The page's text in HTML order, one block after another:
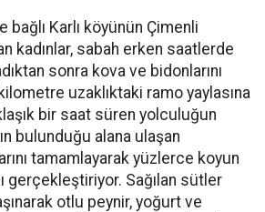
Karlı köyünün Çimenli
kadınlar, sabah erken saatlerde
sonra kova ve bidonlarını
uzaklıktaki ramo yaylasına
bir saat süren yolculuğun
bulunduğu alana ulaşan
tamamlayarak yüzlerce koyun
gerçekleştiriyor. Sağılan sütler
otlu peynir, yoğurt ve